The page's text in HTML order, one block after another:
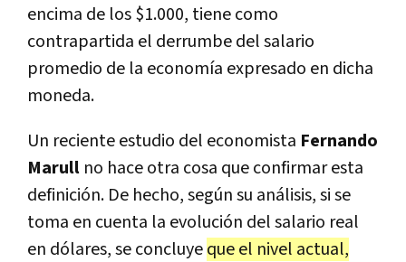
encima de los $1.000, tiene como
contrapartida el derrumbe del salario
promedio de la economía expresado en dicha
moneda.
Un reciente estudio del economista Fernando
Marull no hace otra cosa que confirmar esta
definición. De hecho, según su análisis, si se
toma en cuenta la evolución del salario real
en dólares, se concluyeque el nivel actual,